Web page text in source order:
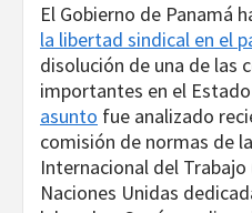
El Gobierno de Panamá
la libertad sindical en el
disolución de una de las
importantes en el
asunto fue analizado
comisión de normas de
Internacional del
Naciones Unidas